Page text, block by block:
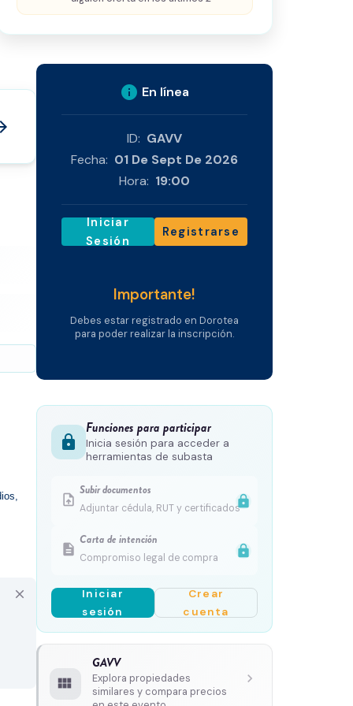
close
info En línea
ID: GAVV
Fecha: 01 De Sept De 2026
Hora: 19:00
Iniciar
Sesión
Registrarse
Importante!
Debes estar registrado en Dorotea
para poder realizar la inscripción.
lock
Funciones para participar
Inicia sesión para acceder a
herramientas de subasta
upload_file
Subir documentos
Adjuntar cédula, RUT y certificadoslock
description
Carta de intención
Compromiso legal de compra lock
Iniciar
sesión
Crear
cuenta
view_module
GAVV
Explora propiedades
similares y compara precios
chevron_right